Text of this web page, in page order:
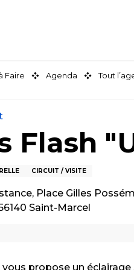
Faire Agenda Tout
Flash
CIRCUIT / VISITE
Place Gilles
Saint-Marcel
propose un